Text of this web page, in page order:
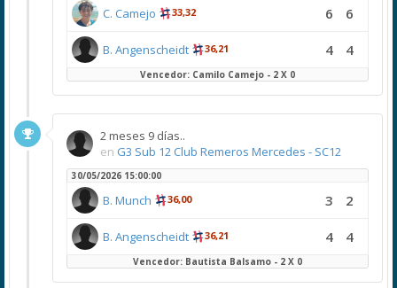
C. Camejo 33,32 6 6
B. Angenscheidt 36,21 4 4
Vencedor: Camilo Camejo - 2 X 0
2 meses 9 días..
en G3 Sub 12 Club Remeros Mercedes - SC12
30/05/2026 15:00:00
B. Munch 36,00 3 2
B. Angenscheidt 36,21 4 4
Vencedor: Bautista Balsamo - 2 X 0